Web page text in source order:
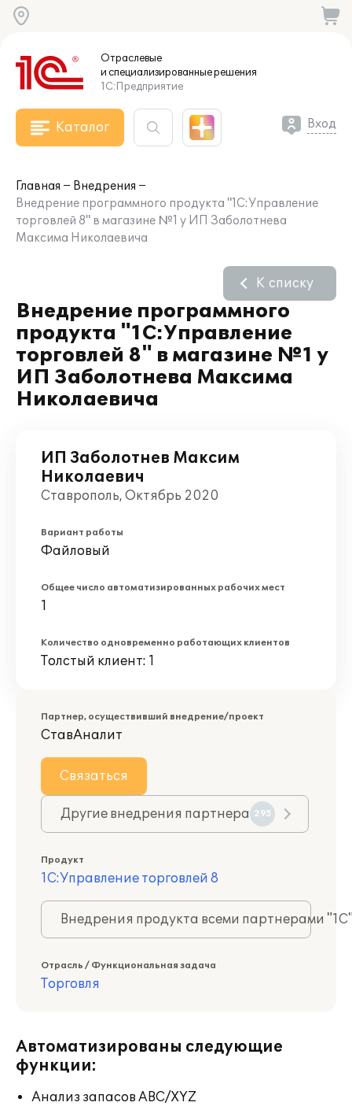
Отраслевые
и специализированныерешения
1С:Предприятие
Каталог Вход
Главная
Внедрения
Внедрение программного продукта "1С:Управление
торговлей 8" в магазине №1 у ИП Заболотнева
Максима Николаевича
Внедрение программного
продукта "1С:Управление
торговлей 8" в магазине №1 у
ИП Заболотнева Максима
Николаевича
К списку
ИП Заболотнев Максим
Николаевич
Ставрополь, Октябрь 2020
Вариант работы
Файловый
Общее число автоматизированных рабочих мест
1
Количество одновременно работающих клиентов
Толстый клиент: 1
Партнер, осуществивший внедрение/проект
СтавАналит
Связаться
Другие внедрения партнера 295
Продукт
1С:Управление торговлей 8
Внедрения продукта всеми партнерами
Отрасль / Функциональная задача
Торговля
Автоматизированы следующие
функции:
Анализ запасов ABC/XYZ